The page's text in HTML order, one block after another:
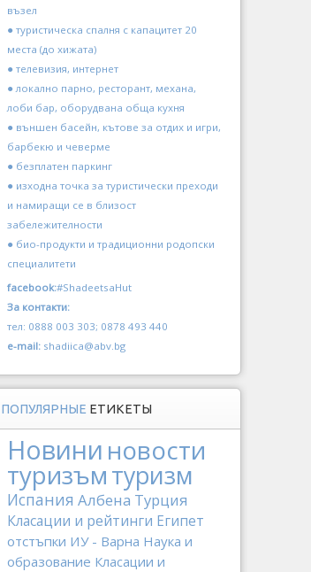
възел
● туристическа спалня с капацитет 20
места (до хижата)
● телевизия, интернет
● локално парно, ресторант, механа,
лоби бар, оборудвана обща кухня
● външен басейн, кътове за отдих и игри,
барбекю и чеверме
● безплатен паркинг
● изходна точка за туристически преходи
и намиращи се в близост
забележителности
● био-продукти и традиционни родопски
специалитети
facebook:#ShadeetsaHut
За контакти:
тел: 0888 003 303; 0878 493 440
e-mail: shadiica@abv.bg
ПОПУЛЯРНЫЕ ЕТИКЕТЫ
Новини новости
туризъмтуризм
Испания Албена Турция
Класации и рейтинги Египет
отстъпки ИУ - Варна Наука и
образование Класации и